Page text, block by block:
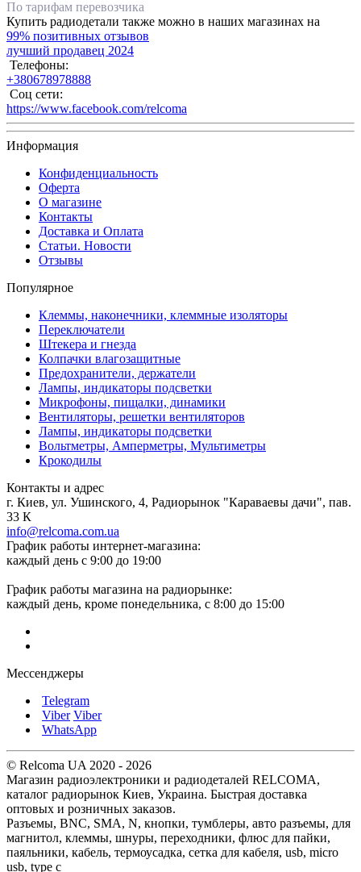
По тарифам перевозчика
Купить радиодетали также можно в наших магазинах на
99% позитивных отзывов
лучший продавец 2024
Телефоны:
+380678978888
Соц сети:
https://www.facebook.com/relcoma
Информация
Конфиденциальность
Оферта
О магазине
Контакты
Доставка и Оплата
Статьи. Новости
Отзывы
Популярное
Клеммы, наконечники, клеммные изоляторы
Переключатели
Штекера и гнезда
Колпачки влагозащитные
Предохранители, держатели
Лампы, индикаторы подсветки
Микрофоны, пищалки, динамики
Вентиляторы, решетки вентиляторов
Лампы, индикаторы подсветки
Вольтметры, Амперметры, Мультиметры
Крокодилы
Контакты и адрес
г. Киев, ул. Ушинского, 4, Радиорынок "Караваевы дачи", пав.
33 К
info@relcoma.com.ua
График работы интернет-магазина:
каждый день с 9:00 до 19:00
График работы магазина на радиорынке:
каждый день, кроме понедельника, с 8:00 до 15:00
Мессенджеры
Telegram
Viber Viber
WhatsApp
© Relcoma UA 2020 - 2026
Магазин радиоэлектроники и радиодеталей RELCOMA,
каталог радиорынок Киев, Украина. Быстрая доставка
оптовых и розничных заказов.
Разъемы, BNC, SMA, N, кнопки, тумблеры, авто разъемы, для
магнитол, клеммы, шнуры, переходники, флюс для пайки,
паяльники, кабель, термоусадка, сетка для кабеля, usb, micro
usb, type c